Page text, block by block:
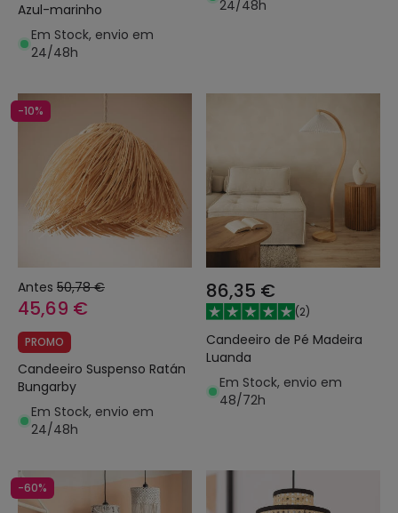
Azul-marinho
Em Stock, envio em
24/48h
24/48h
-10%
Antes 50,78 €
45,69 €
PROMO
Candeeiro Suspenso Ratán
Bungarby
Em Stock, envio em
24/48h
86,35 €
(2)
Candeeiro de Pé Madeira
Luanda
Em Stock, envio em
48/72h
-60%